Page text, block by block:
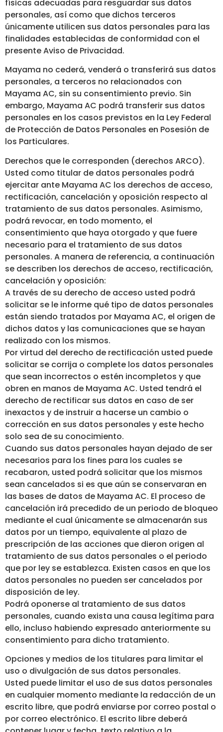
físicas adecuadas para resguardar sus datos
personales, así como que dichos terceros
únicamente utilicen sus datos personales para las
finalidades establecidas de conformidad con el
presente Aviso de Privacidad.
Mayama no cederá, venderá o transferirá sus datos
personales, a terceros no relacionados con
Mayama AC, sin su consentimiento previo. Sin
embargo, Mayama AC podrá transferir sus datos
personales en los casos previstos en la Ley Federal
de Protección de Datos Personales en Posesión de
los Particulares.
Derechos que le corresponden (derechos ARCO).
Usted como titular de datos personales podrá
ejercitar ante Mayama AC los derechos de acceso,
rectificación, cancelación y oposición respecto al
tratamiento de sus datos personales. Asimismo,
podrá revocar, en todo momento, el
consentimiento que haya otorgado y que fuere
necesario para el tratamiento de sus datos
personales. A manera de referencia, a continuación
se describen los derechos de acceso, rectificación,
cancelación y oposición:
A través de su derecho de acceso usted podrá
solicitar se le informe qué tipo de datos personales
están siendo tratados por Mayama AC, el origen de
dichos datos y las comunicaciones que se hayan
realizado con los mismos.
Por virtud del derecho de rectificación usted puede
solicitar se corrija o complete los datos personales
que sean incorrectos o estén incompletos y que
obren en manos de Mayama AC. Usted tendrá el
derecho de rectificar sus datos en caso de ser
inexactos y de instruir a hacerse un cambio o
corrección en sus datos personales y este hecho
solo sea de su conocimiento.
Cuando sus datos personales hayan dejado de ser
necesarios para los fines para los cuales se
recabaron, usted podrá solicitar que los mismos
sean cancelados si es que aún se conservaran en
las bases de datos de Mayama AC. El proceso de
cancelación irá precedido de un periodo de bloqueo
mediante el cual únicamente se almacenarán sus
datos por un tiempo, equivalente al plazo de
prescripción de las acciones que dieron origen al
tratamiento de sus datos personales o el periodo
que por ley se establezca. Existen casos en que los
datos personales no pueden ser cancelados por
disposición de ley.
Podrá oponerse al tratamiento de sus datos
personales, cuando exista una causa legítima para
ello, incluso habiendo expresado anteriormente su
consentimiento para dicho tratamiento.
Opciones y medios de los titulares para limitar el
uso o divulgación de sus datos personales.
Usted puede limitar el uso de sus datos personales
en cualquier momento mediante la redacción de un
escrito libre, que podrá enviarse por correo postal o
por correo electrónico. El escrito libre deberá